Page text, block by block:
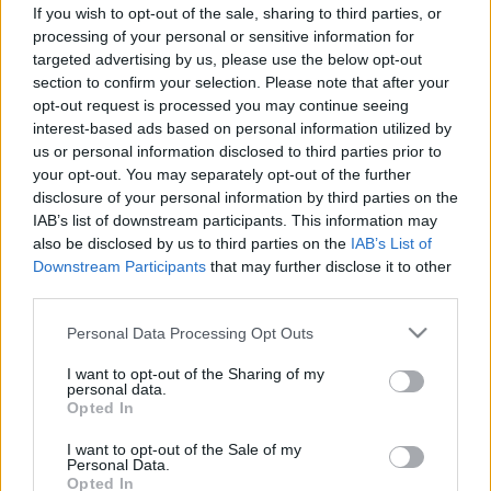
If you wish to opt-out of the sale, sharing to third parties, or
processing of your personal or sensitive information for
targeted advertising by us, please use the below opt-out
section to confirm your selection. Please note that after your
opt-out request is processed you may continue seeing
interest-based ads based on personal information utilized by
us or personal information disclosed to third parties prior to
your opt-out. You may separately opt-out of the further
disclosure of your personal information by third parties on the
IAB’s list of downstream participants. This information may
also be disclosed by us to third parties on the IAB’s List of
Downstream Participants that may further disclose it to other
Please note that this website/app uses one or more Google
not limited to your visit or usage behaviour. You may click to
grant or deny consent to Google and its third-party tags to
use your data for below specified purposes in below Google
consent section.
Personal Data Processing Opt Outs
I want to opt-out of the Sharing of my
personal data.
Opted In
I want to opt-out of the Sale of my
Personal Data.
Opted In
Szépségápolás
2014. június 03. 12:01
Módosítva: 2015. november 04. 13:49
Megosztás
Küldés Küldés Messengeren
Egészségkalauz
Egészségkalauz
A magyarországi lakóépületekben, főleg
panelházakban még mindig 150-200 ezer
négyzetméternyi szórt azbeszt található, a mentesítés
mintegy 20-25 milliárd forintba kerülne és 30 ezer